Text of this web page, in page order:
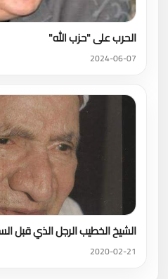
الحرب على "حزب الله"
2024-06-07
الشيخ الخطيب الرجل الذي قبل
2020-02-21